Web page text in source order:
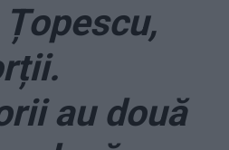
au două